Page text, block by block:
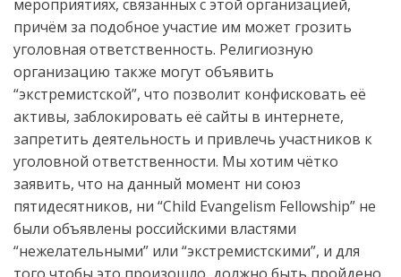
мероприятиях, связанных с этой организацией,
причём за подобное участие им может грозить
уголовная ответственность. Религиозную
организацию также могут объявить
“экстремистской”, что позволит конфисковать её
активы, заблокировать её сайты в интернете,
запретить деятельность и привлечь участников к
уголовной ответственности. Мы хотим чётко
заявить, что на данный момент ни союз
пятидесятников, ни “Child Evangelism Fellowship” не
были объявлены российскими властями
“нежелательными” или “экстремистскими”, и для